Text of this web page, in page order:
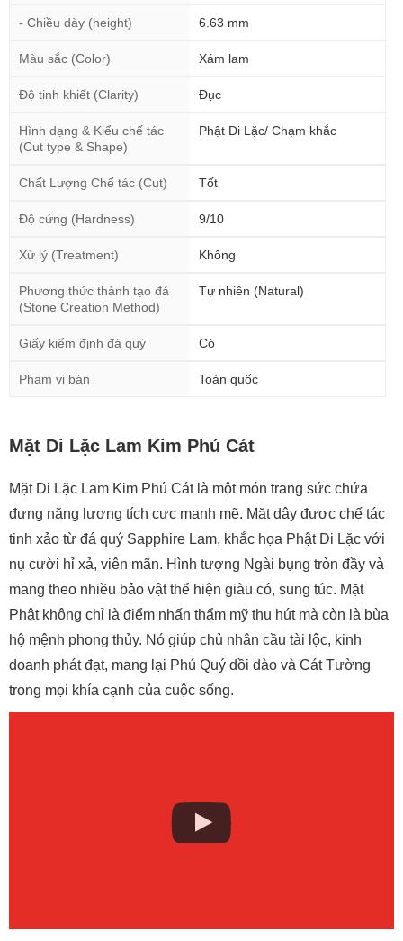
- Chiều dày (height) 6.63 mm
Màu sắc (Color) Xám lam
Độ tinh khiết (Clarity) Đục
Hình dạng & Kiểu chế tác
(Cut type & Shape)
Phật Di Lặc/ Chạm khắc
Chất Lượng Chế tác (Cut) Tốt
Độ cứng (Hardness) 9/10
Xử lý (Treatment) Không
Phương thức thành tạo đá
(Stone Creation Method)
Tự nhiên (Natural)
Giấy kiểm định đá quý Có
Phạm vi bán Toàn quốc
Mặt Di Lặc Lam Kim Phú Cát
Mặt Di Lặc Lam Kim Phú Cát là một món trang sức chứa
đựng năng lượng tích cực mạnh mẽ. Mặt dây được chế tác
tinh xảo từ đá quý Sapphire Lam, khắc họa Phật Di Lặc với
nụ cười hỉ xả, viên mãn. Hình tượng Ngài bụng tròn đầy và
mang theo nhiều bảo vật thể hiện giàu có, sung túc. Mặt
Phật không chỉ là điểm nhấn thẩm mỹ thu hút mà còn là bùa
hộ mệnh phong thủy. Nó giúp chủ nhân cầu tài lộc, kinh
doanh phát đạt, mang lại Phú Quý dồi dào và Cát Tường
trong mọi khía cạnh của cuộc sống.